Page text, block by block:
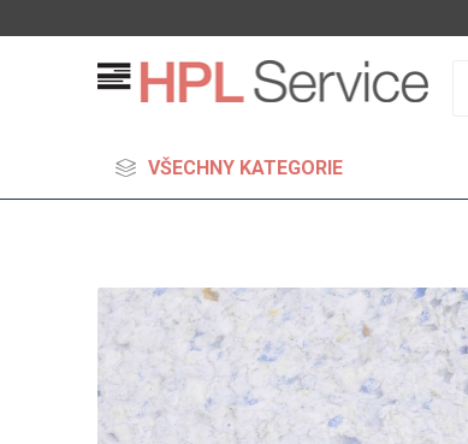
VŠECHNY KATEGORIE